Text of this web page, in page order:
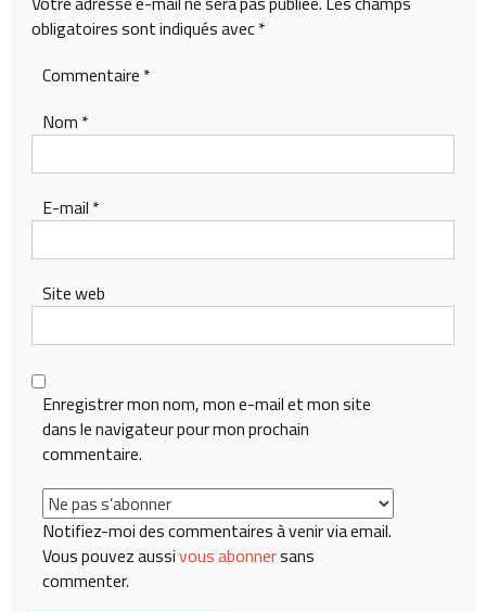
obligatoires sont indiqués avec*
Commentaire *
Nom *
E-mail *
Site web
Enregistrer mon nom, mon e-mail et mon site
dans le navigateur pour mon prochain
commentaire.
Notifiez-moi des commentaires à venir via email.
Vous pouvez aussivous abonnersans
commenter.